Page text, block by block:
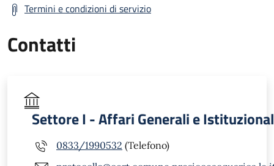
Termini e condizioni di servizio
Contatti
Settore I - Affari Generali e
0833/1990532 (Telefono)